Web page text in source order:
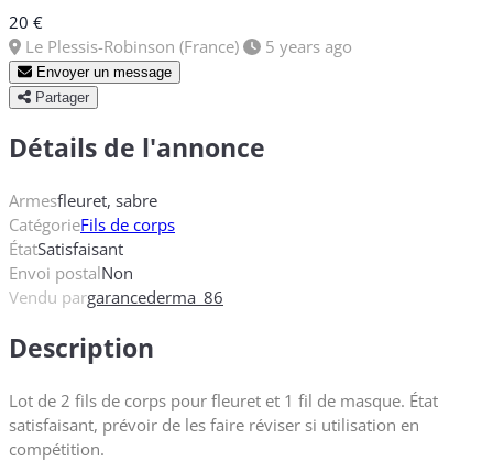
20 €
Le Plessis-Robinson (France)
5 years ago
Envoyer un message
Partager
Détails de l'annonce
Armesfleuret, sabre
CatégorieFils de corps
ÉtatSatisfaisant
Envoi postalNon
Vendu pargarancederma_86
Description
Lot de 2 fils de corps pour fleuret et 1 fil de masque. État
satisfaisant, prévoir de les faire réviser si utilisation en
compétition.